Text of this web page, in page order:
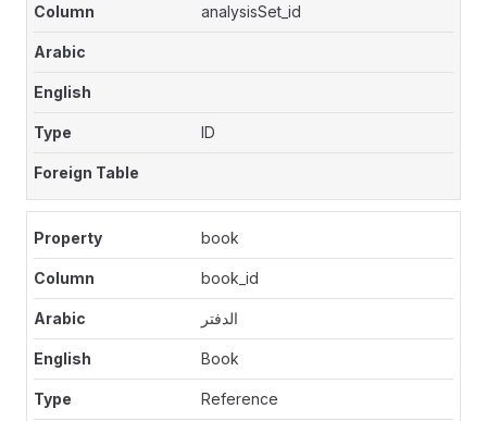
analysisSet_id
ID
book
book_id
الدفتر
Book
Reference